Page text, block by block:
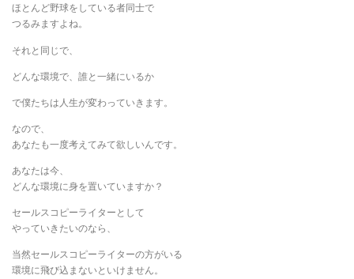
ほとんど野球をしている者同士で
つるみますよね。
それと同じで、
どんな環境で、誰と一緒にいるか
で僕たちは人生が変わっていきます。
なので、
あなたも一度考えてみて欲しいんです。
あなたは今、
どんな環境に身を置いていますか？
セールスコピーライターとして
やっていきたいのなら、
当然セールスコピーライターの方がいる
環境に飛び込まないといけません。